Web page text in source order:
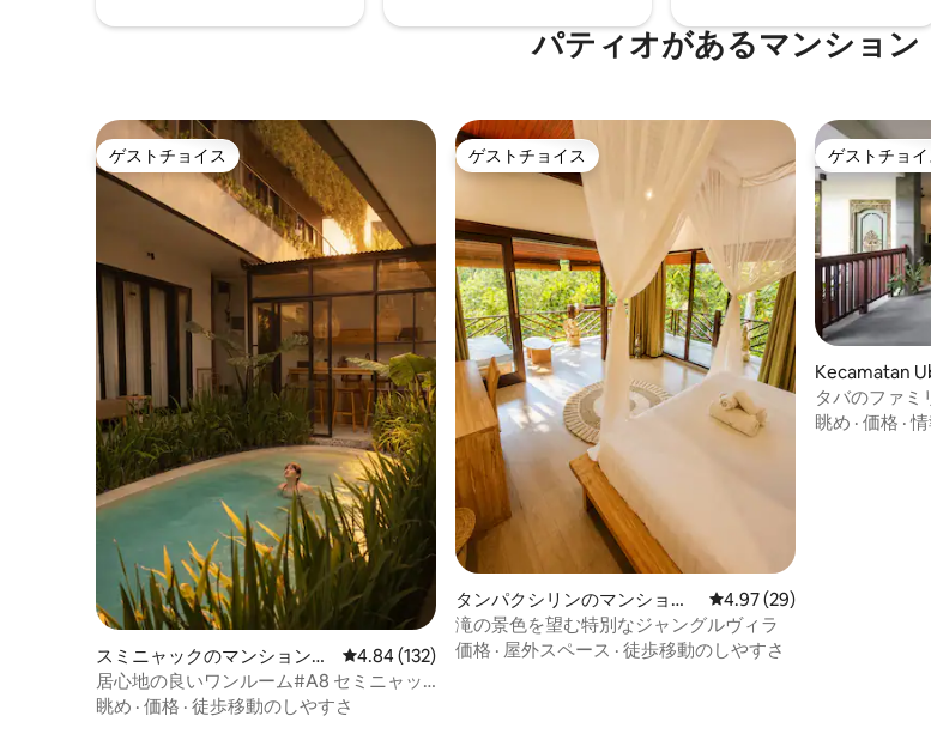
パティオがあるマンション
ゲストチョイス
ゲストチョイス
スミニャックのマンション・
アパート
レビュー132件、5つ星中4.84つ星の平均評価
4.84 (132)
居心地の良いワンルーム#A8 セミニャッ
ク中心部+コワーキングスペース
眺め · 価格 · 徒歩移動のしやすさ
ゲストチョイス
ゲストチョイス
タンパクシリンのマンショ
ン・アパート
レビュー29件、5つ星中
4.97 (29)
滝の景色を望む特別なジャングルヴィラ
価格 · 屋外スペース · 徒歩移動のしやすさ
ゲストチョイ
ゲストチョイ
Kecamatan
ン・アパート
タバのファミ
ィックスタジ
眺め · 価格 ·